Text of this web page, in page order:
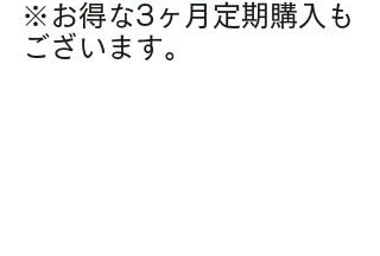
※お得な3ヶ月定期購入も
ございます。